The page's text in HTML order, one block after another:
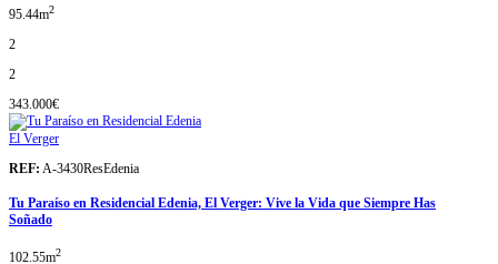
95.44m2
2
2
343.000€
El Verger
REF: A-3430ResEdenia
Tu Paraíso en Residencial Edenia, El Verger: Vive la Vida que Siempre Has
Soñado
102.55m2